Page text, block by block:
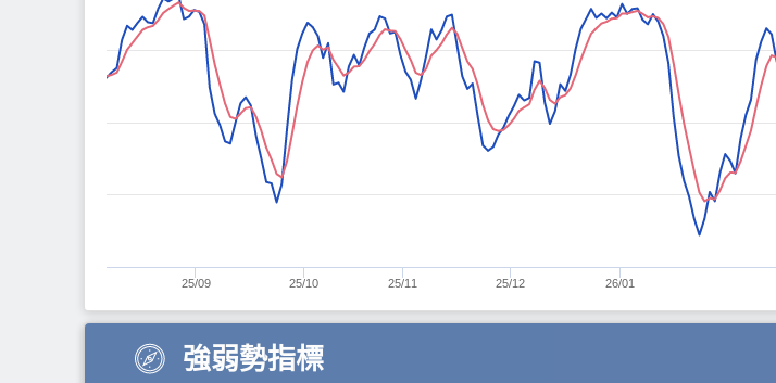
25/09 25/10 25/11 25/12 26/01
強弱勢指標